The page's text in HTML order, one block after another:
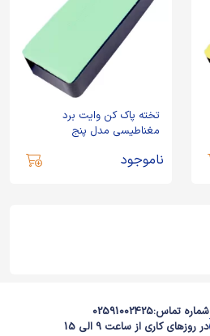
تخته پاک کن وایت برد
مغناطیسی مدل پنج
ناموجود
شماره تماس:02591002425
در روزهای کاری از ساعت 9 الی 15